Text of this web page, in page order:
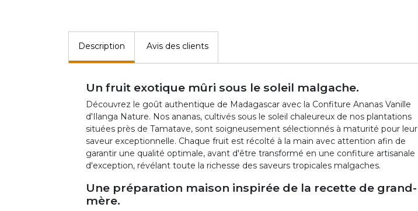
Description Avis des clients
Un fruit exotique mûri sous le soleil malgache.
Découvrez le goût authentique de Madagascar avec la Confiture Ananas Vanille
d'Ilanga Nature. Nos ananas, cultivés sous le soleil chaleureux de nos plantations
situées près de Tamatave, sont soigneusement sélectionnés à maturité pour leur
saveur exceptionnelle. Chaque fruit est récolté à la main avec attention afin de
garantir une qualité optimale, avant d'être transformé en une confiture artisanale
d'exception, révélant toute la richesse des saveurs tropicales malgaches.
Une préparation maison inspirée de la recette de grand-
mère.